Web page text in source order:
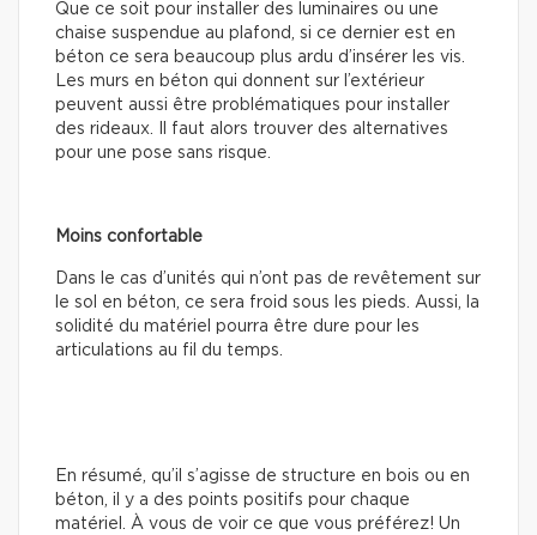
Que ce soit pour installer des luminaires ou une
chaise suspendue au plafond, si ce dernier est en
béton ce sera beaucoup plus ardu d’insérer les vis.
Les murs en béton qui donnent sur l’extérieur
peuvent aussi être problématiques pour installer
des rideaux. Il faut alors trouver des alternatives
pour une pose sans risque.
Moins confortable
Dans le cas d’unités qui n’ont pas de revêtement sur
le sol en béton, ce sera froid sous les pieds. Aussi, la
solidité du matériel pourra être dure pour les
articulations au fil du temps.
En résumé, qu’il s’agisse de structure en bois ou en
béton, il y a des points positifs pour chaque
matériel. À vous de voir ce que vous préférez! Un